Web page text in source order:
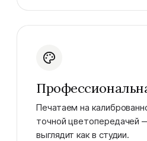
Печатаем на
точной цветопередачей
выглядит как в студии.